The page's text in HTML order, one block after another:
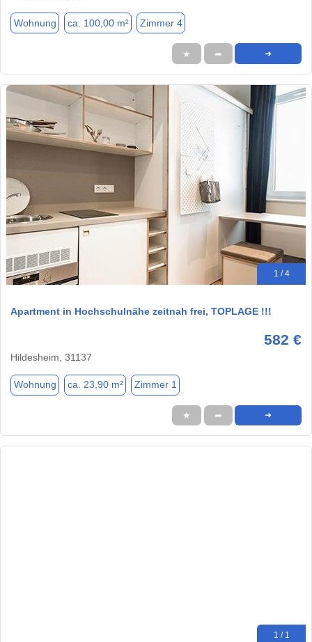
Wohnung ca. 100,00 m² Zimmer 4
★ ➦ ➜
1 / 4
Apartment in Hochschulnähe zeitnah frei, TOPLAGE !!!
582 €
Hildesheim, 31137
Wohnung ca. 23,90 m² Zimmer 1
★ ➦ ➜
1 / 1